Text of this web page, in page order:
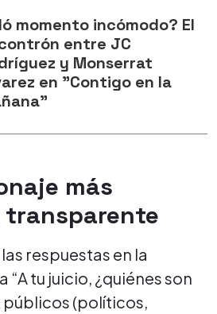
momento incómodo? El
entre JC
y Monserrat
en "Contigo en la
más
respuestas en la
tu juicio, ¿quiénes son
públicos (políticos,